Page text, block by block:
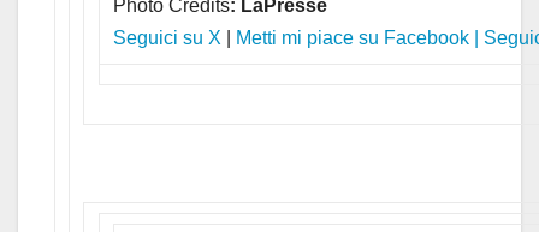
Photo Credits: LaPresse
Seguici su X
Metti mi piace su Facebook